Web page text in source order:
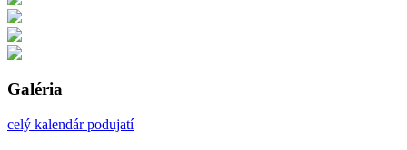
Galéria
celý kalendár podujatí